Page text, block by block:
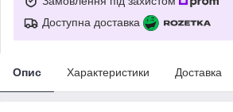
Доступна доставка
Опис Характеристики Доставка